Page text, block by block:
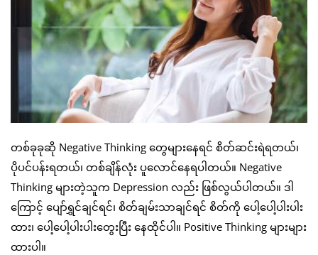
တစ်ခုခုဆို Negative Thinking တွေများနေရင် စိတ်ဆင်းရဲရတယ်၊
ပိုပင်ပန်းရတယ်၊ တစ်ချိန်လုံး ပူလောင်နေရပါတယ်။ Negative
Thinking များတဲ့သူက Depression လည်း ဖြစ်လွယ်ပါတယ်။ ဒါ
ကြောင့် ပျော်ရွှင်ချင်ရင်၊ စိတ်ချမ်းသာချင်ရင် စိတ်ကို ပေါ့ပေါ့ပါးပါး
ထား၊ ပေါ့ပေါ့ပါးပါးတွေးပြီး နေထိုင်ပါ။ Positive Thinking များများ
ထားပါ။